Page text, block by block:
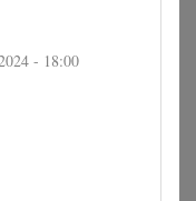
- 18:00